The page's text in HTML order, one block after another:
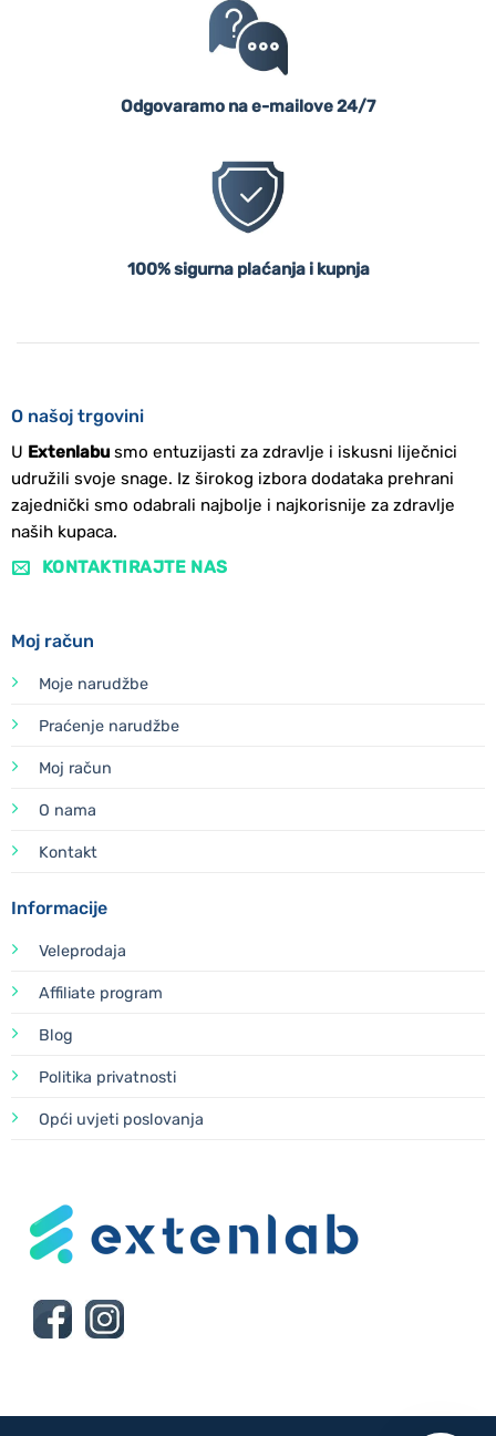
Odgovaramo na e-mailove 24/7
100% sigurna plaćanja i kupnja
O našoj trgovini
U Extenlabusmo entuzijasti za zdravlje i iskusni liječnici
udružili svoje snage. Iz širokog izbora dodataka prehrani
zajednički smo odabrali najbolje i najkorisnije za zdravlje
naših kupaca.
KONTAKTIRAJTE NAS
Moj račun
Moje narudžbe
Praćenje narudžbe
Moj račun
O nama
Kontakt
Informacije
Veleprodaja
Affiliate program
Blog
Politika privatnosti
Opći uvjeti poslovanja